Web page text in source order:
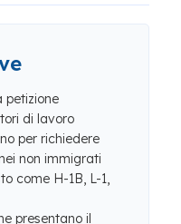
petizione
di lavoro
per richiedere
non immigrati
come H-1B, L-1,
presentano il